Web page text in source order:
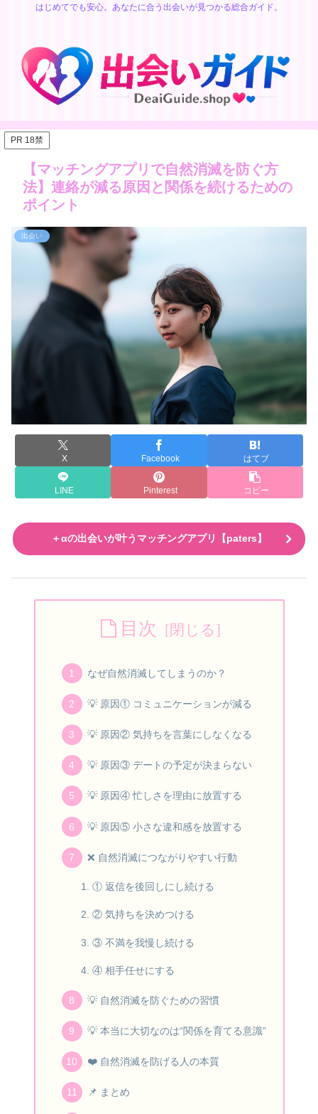
はじめてでも安心。あなたに合う出会いが見つかる総合ガイド。
PR 18禁
【マッチングアプリで自然消滅を防ぐ方
法】連絡が減る原因と関係を続けるための
ポイント
出会い
X Facebook はてブ
LINE Pinterest コピー
＋αの出会いが叶うマッチングアプリ【paters】
目次
なぜ自然消滅してしまうのか？
💡 原因① コミュニケーションが減る
💡 原因② 気持ちを言葉にしなくなる
💡 原因③ デートの予定が決まらない
💡 原因④ 忙しさを理由に放置する
💡 原因⑤ 小さな違和感を放置する
❌ 自然消滅につながりやすい行動
① 返信を後回しにし続ける
② 気持ちを決めつける
③ 不満を我慢し続ける
④ 相手任せにする
💡 自然消滅を防ぐための習慣
💡 本当に大切なのは“関係を育てる意識”
❤️ 自然消滅を防げる人の本質
📌 まとめ